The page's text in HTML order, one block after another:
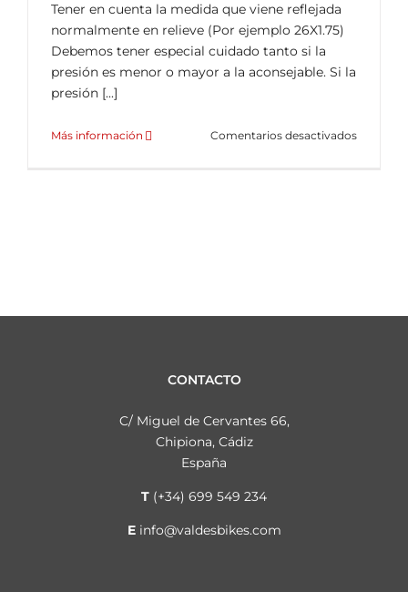
OPINIONES
CONTACTO
Tener en cuenta la medida que viene reflejada
normalmente en relieve (Por ejemplo 26X1.75)
Debemos tener especial cuidado tanto si la
presión es menor o mayor a la aconsejable. Si la
presión [...]
Más información Comentarios desactivadosen
CONTACTO
C/ Miguel de Cervantes 66,
Chipiona, Cádiz
España
T (+34) 699 549 234
E info@valdesbikes.com